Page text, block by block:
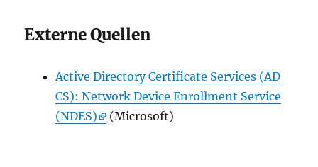
Externe Quellen
Active Directory Certificate Services (AD
CS): Network Device Enrollment Service
(NDES)
(Microsoft)